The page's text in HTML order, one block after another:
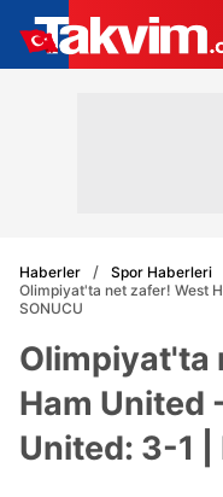
Haberler
Spor Haberleri
Olimpiyat'ta net zafer! West
SONUCU
Olimpiyat'ta
Ham United
United: 3-1 |